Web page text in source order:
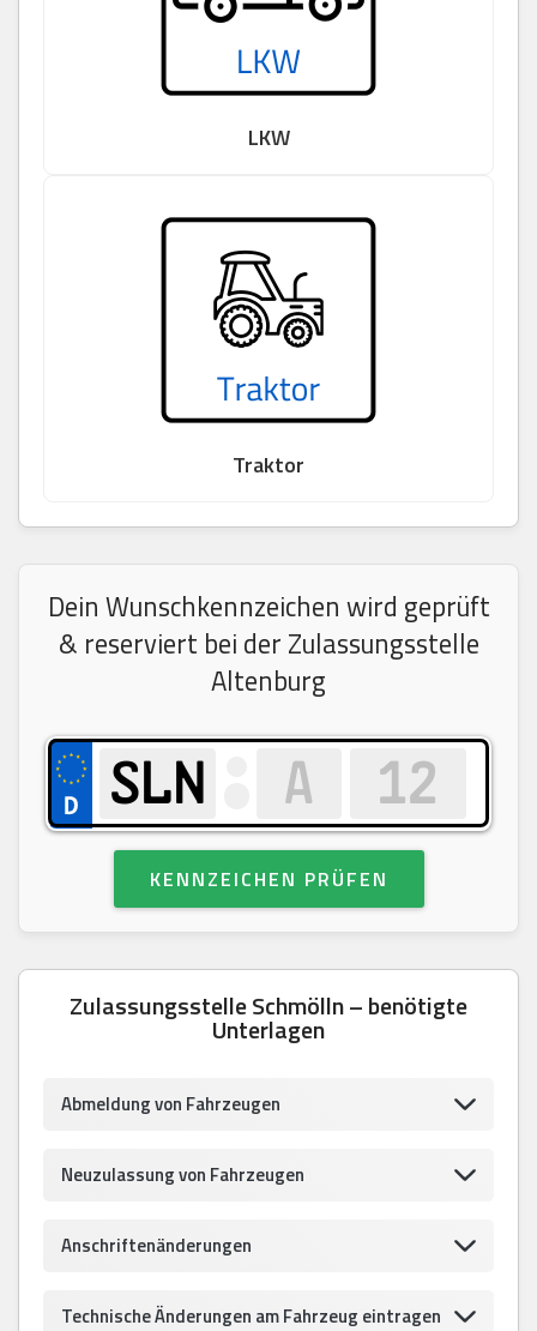
LKW
Traktor
Dein Wunschkennzeichen wird geprüft
& reserviert bei der Zulassungsstelle
Altenburg
KENNZEICHEN PRÜFEN
Zulassungsstelle Schmölln – benötigte
Unterlagen
Abmeldung von Fahrzeugen
Neuzulassung von Fahrzeugen
Anschriftenänderungen
Technische Änderungen am Fahrzeug eintragen